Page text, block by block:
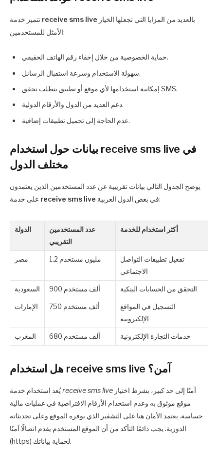
receive sms live
الأمثل للمستخدمين:
حماية الخصوصية من خلال إخفاء رقم الهاتف الحقيقي.
سهولة الاستخدام وسرعة استقبال الرسائل.
إمكانية استخدامها لأي موقع أو تطبيق يتطلب تحقق SMS.
دعم العديد من الدول والأرقام الدولية.
عدم الحاجة إلى تحميل تطبيقات إضافية.
بيانات حول استخدام receive sms live في
مختلف الدول
يوضح الجدول التالي بيانات تقريبية عن عدد المستخدمين الذين يعتمدون
receive sms live في بعض الدول العربية:
الدولة
عدد المستخدمين
التقريبي
أكثر استخدام للخدمة
مصر 1.2 مليون مستخدم
تفعيل تطبيقات التواصل
الاجتماعي
السعودية 900 ألف مستخدم التحقق من الحسابات البنكية
الإمارات 750 ألف مستخدم
التسجيل في المواقع
الإلكترونية
المغرب 680 ألف مستخدم خدمات التجارة الإلكترونية
هل استخدام receive sms live آمن؟
يُعد استخدام خدمةreceive sms live
موقع موثوق به وعدم استخدام الأرقام الافتراضية في عمليات مالية
حساسة. يعتمد الأمان هنا على التشفير الذي يوفره الموقع وعلى تحديثاته
الدورية. يجب دائمًا التأكد من أن الموقع المستخدم يقدم اتصالًا آمنًا
(https) لحماية بياناتك.